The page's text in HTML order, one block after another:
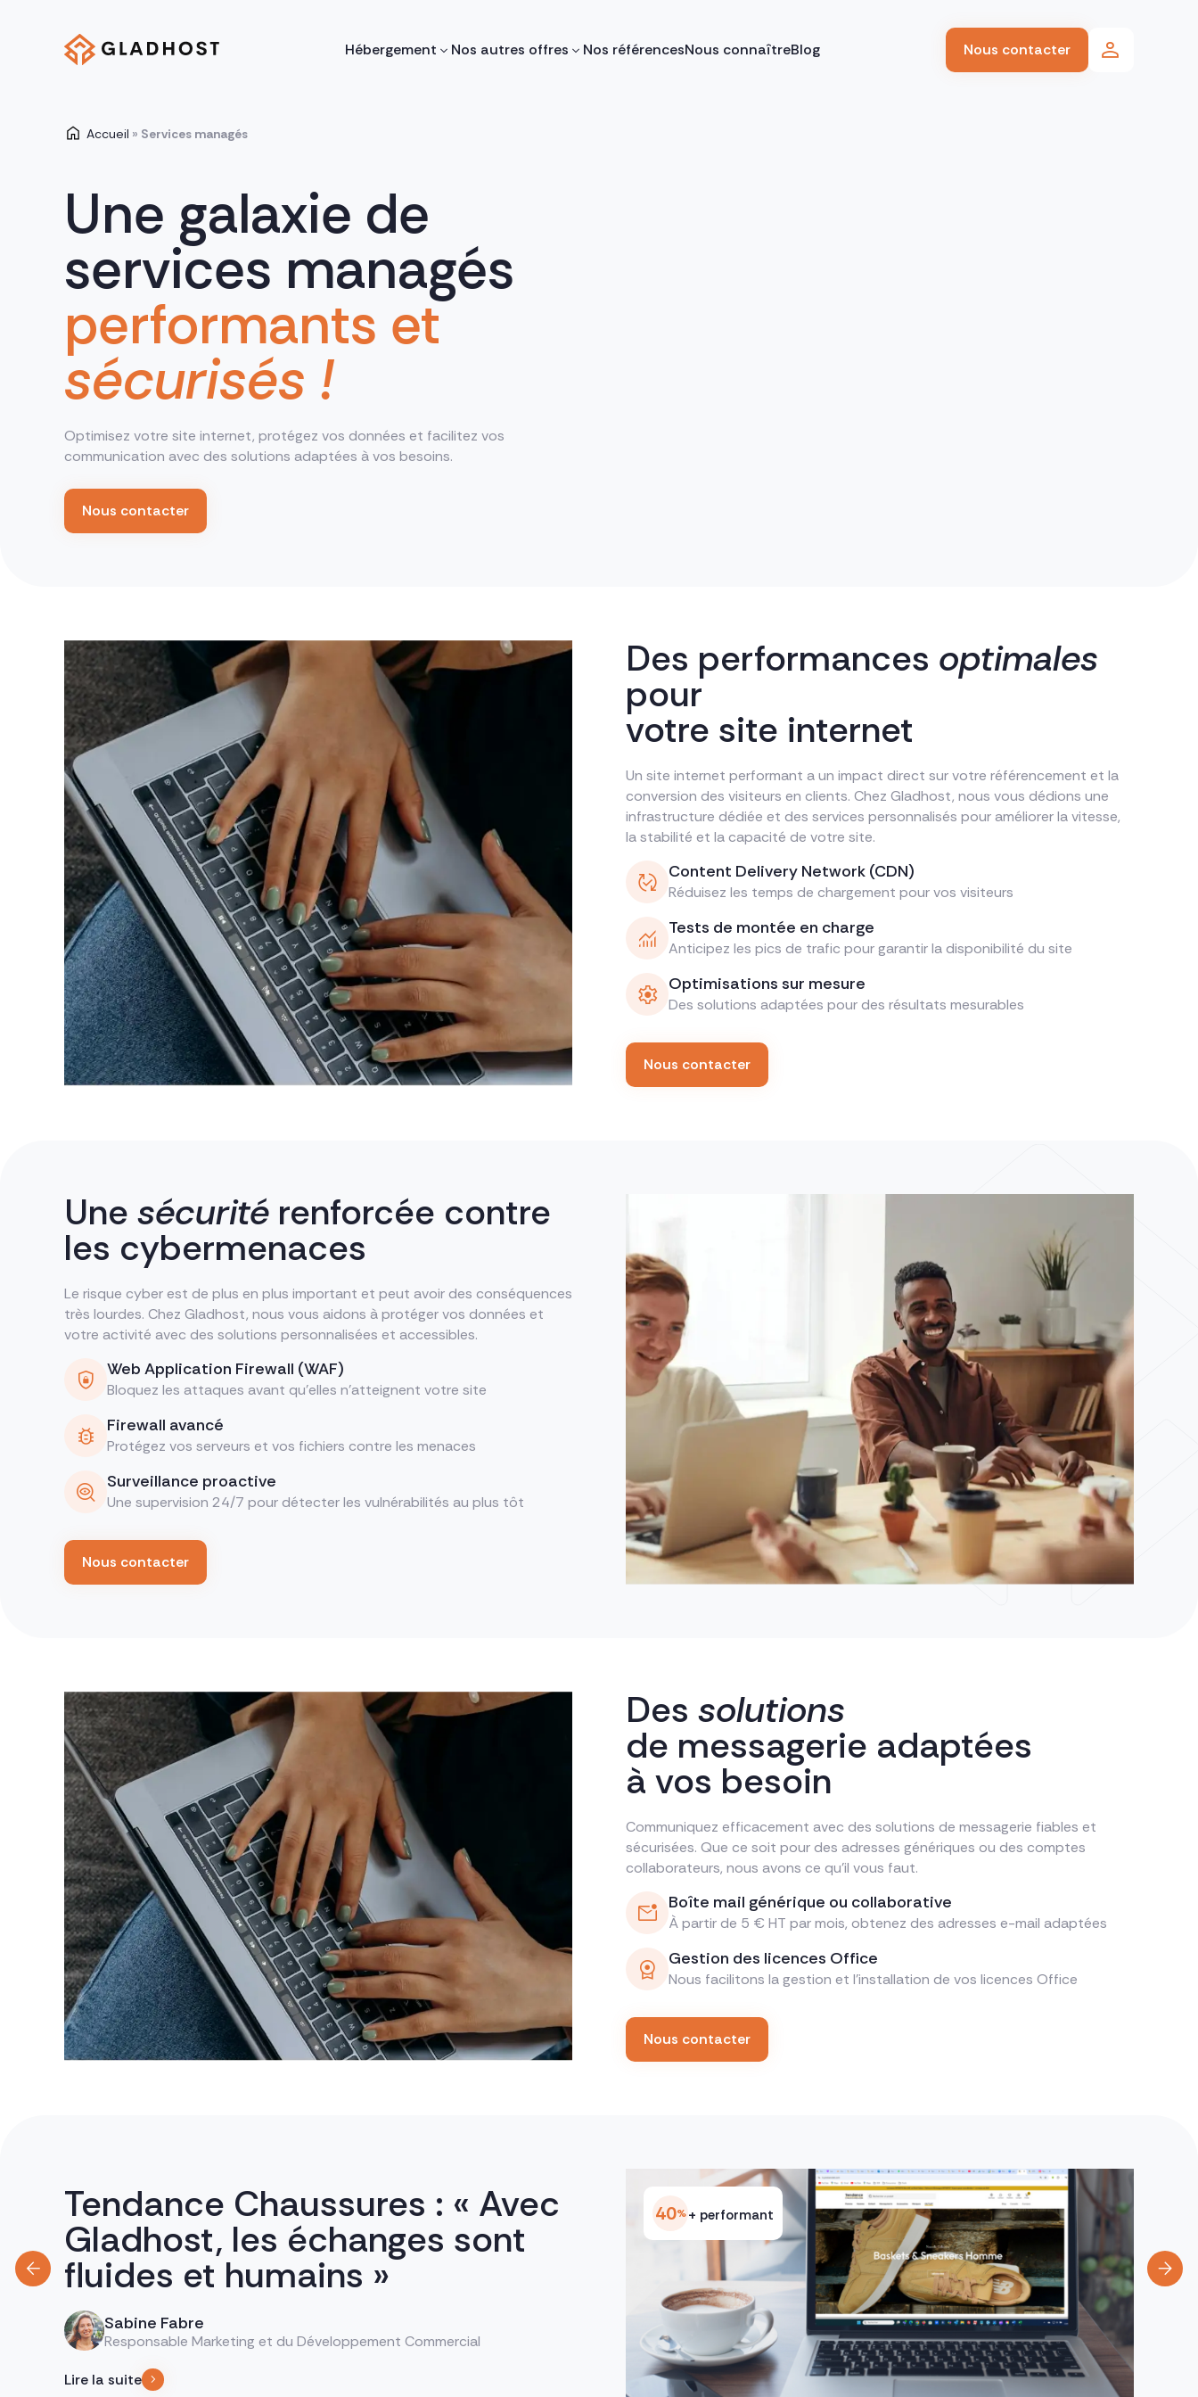
Hébergement Nos autres offres Nos référencesNous connaîtreBlog Nous contacter
Accueil » Services managés
Une galaxie de
services managés
performants et
sécurisés !
Optimisez votre site internet, protégez vos données et facilitez vos
communication avec des solutions adaptées à vos besoins.
Nous contacter
Des performances optimales
pour
votre site internet
Un site internet performant a un impact direct sur votre référencement et la
conversion des visiteurs en clients. Chez Gladhost, nous vous dédions une
infrastructure dédiée et des services personnalisés pour améliorer la vitesse,
la stabilité et la capacité de votre site.
Content Delivery Network (CDN)
Réduisez les temps de chargement pour vos visiteurs
Tests de montée en charge
Anticipez les pics de trafic pour garantir la disponibilité du site
Optimisations sur mesure
Des solutions adaptées pour des résultats mesurables
Nous contacter
Une sécurité renforcée contre
les cybermenaces
Le risque cyber est de plus en plus important et peut avoir des conséquences
très lourdes. Chez Gladhost, nous vous aidons à protéger vos données et
votre activité avec des solutions personnalisées et accessibles.
Web Application Firewall (WAF)
Bloquez les attaques avant qu’elles n’atteignent votre site
Firewall avancé
Protégez vos serveurs et vos fichiers contre les menaces
Surveillance proactive
Une supervision 24/7 pour détecter les vulnérabilités au plus tôt
Nous contacter
Des solutions
de messagerie adaptées
à vos besoin
Communiquez efficacement avec des solutions de messagerie fiables et
sécurisées. Que ce soit pour des adresses génériques ou des comptes
collaborateurs, nous avons ce qu’il vous faut.
Boîte mail générique ou collaborative
À partir de 5 € HT par mois, obtenez des adresses e-mail adaptées
Gestion des licences Office
Nous facilitons la gestion et l’installation de vos licences Office
Nous contacter
Tendance Chaussures : « Avec
Gladhost, les échanges sont
fluides et humains »
Sabine Fabre
Responsable Marketing et du Développement Commercial
Lire la suite
40% + performant